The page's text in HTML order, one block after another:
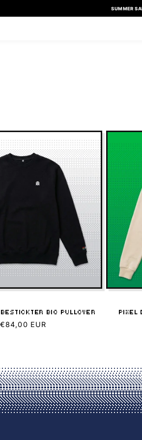
SUMMER SALE -
BIO PULLOVER
Normaler
€84,00 EUR
PIXEL